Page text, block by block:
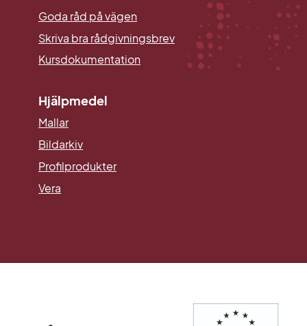
Goda råd på vägen
Skriva bra rådgivningsbrev
Kursdokumentation
Hjälpmedel
Mallar
BildarkivLänk till annan webbplats.
Profilprodukter
Vera